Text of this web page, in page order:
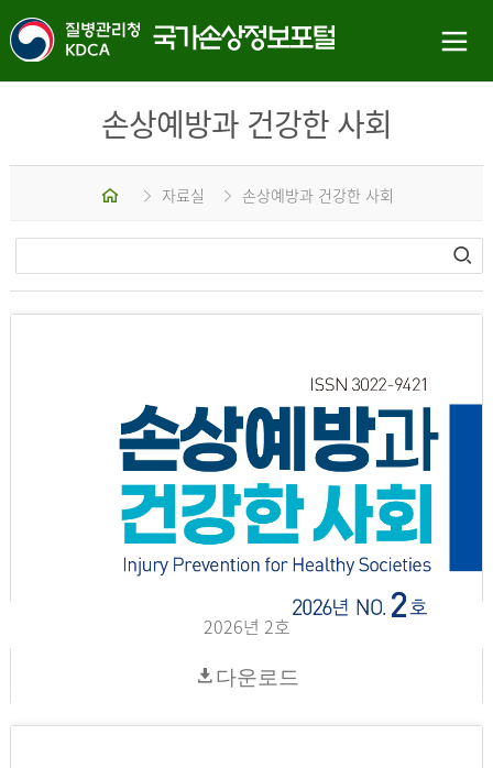
손상예방과 건강한 사회
홈 자료실 손상예방과 건강한 사회
2026년 2호
다운로드